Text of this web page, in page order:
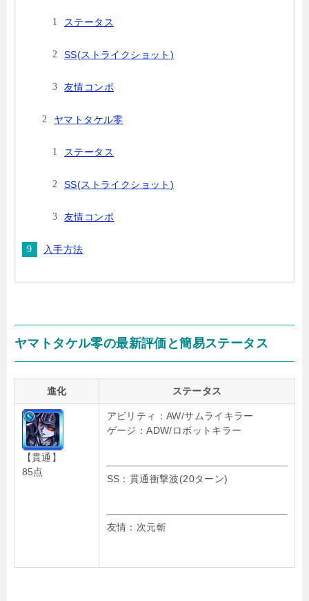
ステータス
SS(ストライクショット)
友情コンボ
ヤマトタケル零
ステータス
SS(ストライクショット)
友情コンボ
入手方法
ヤマトタケル零の最新評価と簡易ステータス
進化 ステータス
【貫通】
85点
アビリティ：AW/サムライキラー
ゲージ：ADW/ロボットキラー
SS：貫通衝撃波(20ターン)
友情：次元斬